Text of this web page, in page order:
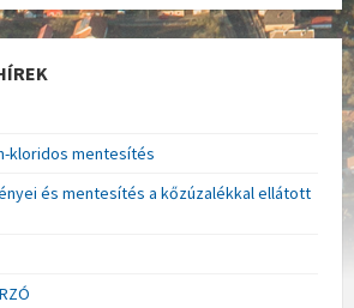
kloridos mentesítés
és mentesítés a kőzúzalékkal ellátott